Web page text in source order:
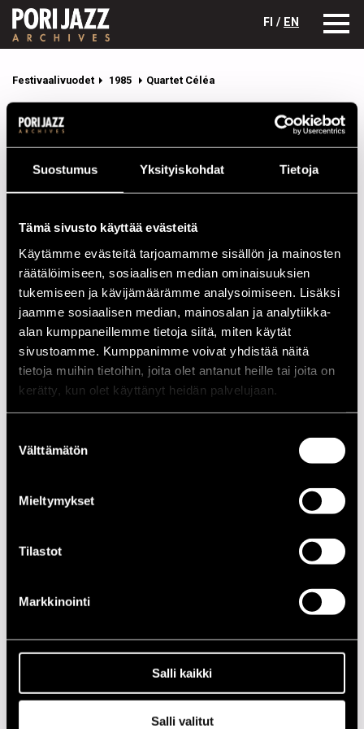
Suostumus Yksityiskohdat Tietoja
Tämä sivusto käyttää evästeitä
Käytämme evästeitä tarjoamamme sisällön ja mainosten
räätälöimiseen, sosiaalisen median ominaisuuksien
tukemiseen ja kävijämäärämme analysoimiseen. Lisäksi
jaamme sosiaalisen median, mainosalan ja analytiikka-
alan kumppaneillemme tietoja siitä, miten käytät
sivustoamme. Kumppanimme voivat yhdistää näitä
tietoja muihin tietoihin, joita olet antanut heille tai joita on
kerätty, kun olet käyttänyt heidän palvelujaan.
valinta
Välttämätön
Mieltymykset
Tilastot
Markkinointi
Salli kaikki
Salli valitut
FI / EN
Festivaalivuodet 1985 Quartet Céléa
Quartet Céléa
Kokoonpano
NIMI INSTRUMENTTI
Couturier, Francois
Laizeau, Francois
dr, perc
Pifarely, Dominique
Esiintymiset vuonna 1985
PÄIVÄ AIKA PAIKKA
10.07.1985 12.00
Jazzkatu, Stage
Hotelli Juhana
11.07.1985
Hotelli Juhana